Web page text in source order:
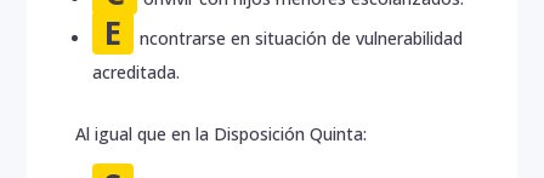
E
ncontrarse en situación de vulnerabilidad
acreditada.
Al igual que en la Disposición Quinta: